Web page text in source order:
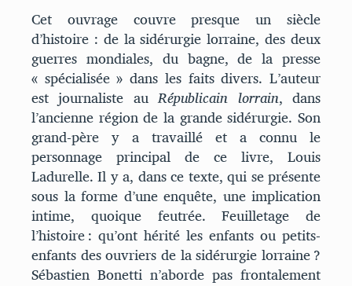
Cet ouvrage couvre presque un siècle
d’histoire : de la sidérurgie lorraine, des deux
guerres mondiales, du bagne, de la presse
« spécialisée » dans les faits divers. L’auteur
est journaliste auRépublicain lorrain, dans
l’ancienne région de la grande sidérurgie. Son
grand-père y a travaillé et a connu le
personnage principal de ce livre, Louis
Ladurelle. Il y a, dans ce texte, qui se présente
sous la forme d’une enquête, une implication
intime, quoique feutrée. Feuilletage de
l’histoire : qu’ont hérité les enfants ou petits-
enfants des ouvriers de la sidérurgie lorraine ?
Sébastien Bonetti n’aborde pas frontalement